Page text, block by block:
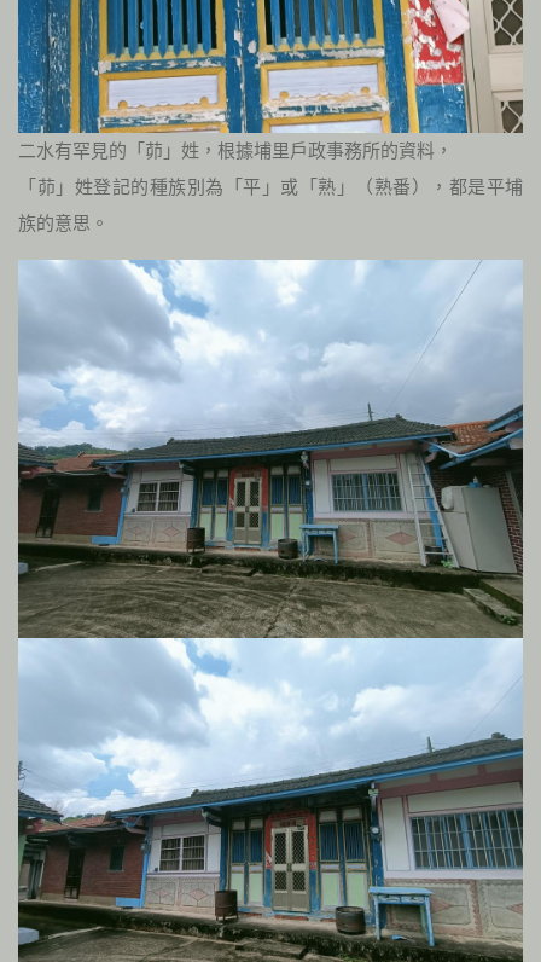
二水有罕見的「茆」姓，根據埔里戶政事務所的資料，
「茆」姓登記的種族別為「平」或「熟」（熟番），都是平埔
族的意思。